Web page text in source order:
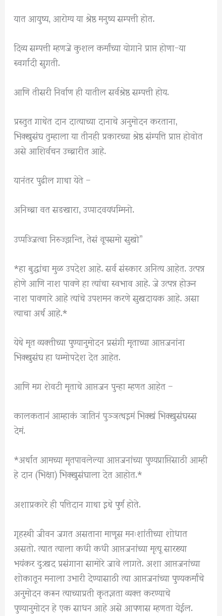
यात आयुष्य, आरोग्य या श्रेष्ठ मनुष्य सम्पत्ती होत.
दिव्य सम्पत्ती म्हणजे कुशल कर्मांच्या योगाने प्राप्त होणा-या
स्वर्गादी सुगती.
आणि तीसरी निर्वाण ही यातील सर्वश्रेष्ठ सम्पत्ती होय.
प्रस्तुत गाथेत दान दात्याच्या दानाचे अनुमोदन करताना,
भिक्खुसंघ तुम्हाला या तीनही प्रकारच्या श्रेष्ठ संम्पत्ति प्राप्त होवोत
असे आशिर्वचन उच्चारीत आहे.
यानंतर पुढील गाथा येते –
अनिच्चा वत सङखारा, उप्पादवयधम्मिनो.
उप्पज्जित्वा निरुज्झन्ति, तेसं वूपसमो सुखो”
*हा बुद्धांचा मुळ उपदेश आहे. सर्व संस्कार अनित्य आहेत. उत्पन्न
होणे आणि नाश पावणे हा त्यांचा स्वभाव आहे. जे उत्पन्न होऊन
नाश पावणारे आहे त्यांचे उपशमन करणे सुखदायक आहे. असा
त्याचा अर्थ आहे.*
येथे मृत व्यक्तीच्या पुण्यानुमोदन प्रसंगी मृताच्या आप्तजनांना
भिक्खुसंघ हा धम्मोपदेश देत आहेत.
आणि मग शेवटी मृताचे आप्तजन पुन्हा म्हणत आहेत –
कालकतानं आम्हाकं ञातिनं पुञ्ञत्थइमं भिक्खं भिक्खुसंघस्स
देमं.
*अर्थात आमच्या मृतपावलेल्या आप्तजनांच्या पुण्यप्राप्तिसाठी आम्ही
हे दान (भिक्षा) भिक्खुसंघाला देत आहोत.*
अशाप्रकारे ही पत्तिदान गाथा इथे पुर्ण होते.
गृहस्थी जीवन जगत असताना माणूस मनःशांतीच्या शोधात
असतो. त्यात त्याला कधी कधी आप्तजनांच्या मृत्यू सारख्या
भयंकर दु:खद प्रसंगाना सामोरे जावे लागते. अशा आप्तजनांच्या
शोकातून मनाला उभारी देण्यासाठी त्या आप्तजनांच्या पुण्यकर्मांचे
अनुमोदन करून त्याच्याप्रती कृतज्ञता व्यक्त करण्याचे
पुण्यानुमोदन हे एक साधन आहे असे आपणास म्हणता येईल.